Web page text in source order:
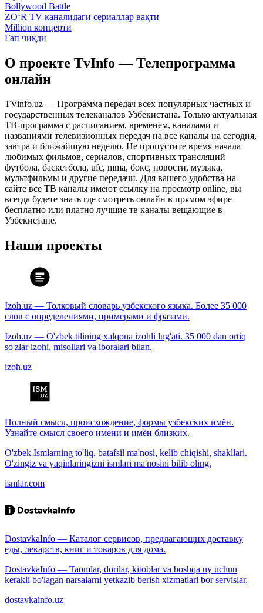
Bollywood Battle
ZO‘R TV каналидаги сериаллар вақти
Million концерти
Гап чиқди
О проекте TvInfo — Телепрограмма
онлайн
TVinfo.uz — Программа передач всех популярных частных и
государственных телеканалов Узбекистана. Только актуальная
ТВ-программа с расписанием, временем, каналами и
названиями телевизионных передач на все каналы на сегодня,
завтра и ближайшую неделю. Не пропустите время начала
любимых фильмов, сериалов, спортивных трансляций
футбола, баскетбола, ufc, mma, бокс, новости, музыка,
мультфильмы и другие передачи. Для вашего удобства на
сайте все ТВ каналы имеют ссылку на просмотр online, вы
всегда будете знать где смотреть онлайн в прямом эфире
бесплатно или платно лучшие тв каналы вещающие в
Узбекистане.
Наши проекты
Izoh.uz — Толковый словарь узбекского языка. Более 35 000
слов с определениями, примерами и фразами.
Izoh.uz — O'zbek tilining xalqona izohli lug'ati. 35 000 dan ortiq
so'zlar izohi, misollari va iboralari bilan.
izoh.uz
Полный смысл, происхождение, формы узбекских имён.
Узнайте смысл своего имени и имён близких.
O'zbek Ismlarning to'liq, batafsil ma'nosi, kelib chiqishi, shakllari.
O'zingiz va yaqinlaringizni ismlari ma'nosini bilib oling.
ismlar.com
DostavkaInfo — Каталог сервисов, предлагающих доставку
еды, лекарств, книг и товаров для дома.
DostavkaInfo — Taomlar, dorilar, kitoblar va boshqa uy uchun
kerakli bo'lagan narsalarni yetkazib berish xizmatlari bor servislar.
dostavkainfo.uz